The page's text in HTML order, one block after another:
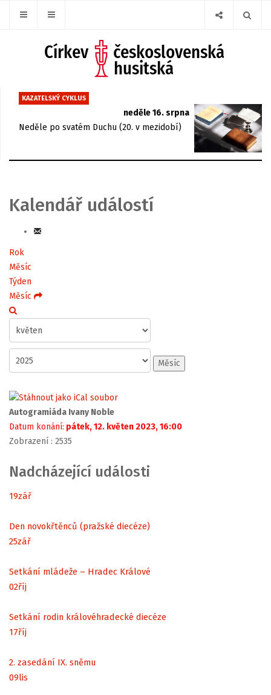
KAZATELSKÝ CYKLUS
neděle 16. srpna
Neděle po svatém Duchu (20. v mezidobí)
Kalendář událostí
Rok
Měsíc
Týden
Měsíc
Měsíc
Autogramiáda Ivany Noble
Datum konání: pátek, 12. květen 2023, 16:00
Zobrazení : 2535
Nadcházející události
19zář
Den novokřtěnců (pražské diecéze)
25zář
Setkání mládeže – Hradec Králové
02říj
Setkání rodin královéhradecké diecéze
17říj
2. zasedání IX. sněmu
09lis